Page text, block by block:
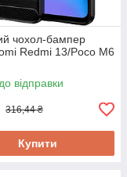
чохол-бампер
Redmi 13/Poco M6
відправки
316,44 ₴
Купити